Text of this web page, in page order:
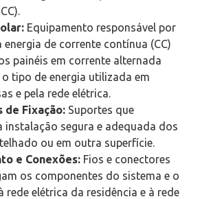
Equipamento responsável por
energia de corrente contínua (CC)
painéis em corrente alternada
o tipo de energia utilizada em
e pela rede elétrica.
de Fixação: Suportes que
instalação segura e adequada dos
ou em outra superfície.
e Conexões: Fios e conectores
os componentes do sistema e o
rede elétrica da residência e à rede